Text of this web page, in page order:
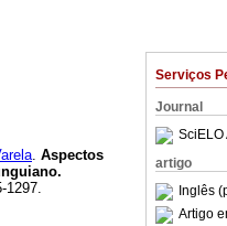
Serviços
Journal
SciELO
artigo
Inglês
Artigo
. Aspectos
1297.